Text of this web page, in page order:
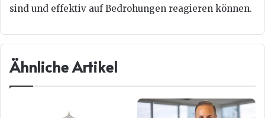
sind und effektiv auf Bedrohungen reagieren können.
Ähnliche Artikel